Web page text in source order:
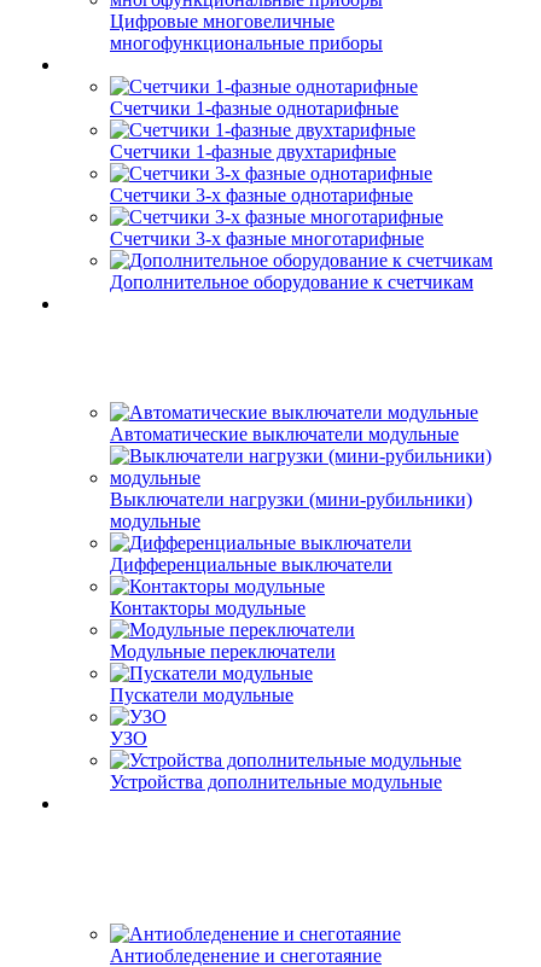
Цифровые многовеличные
многофункциональные приборы
Счетчики 1-фазные однотарифные
Счетчики 1-фазные двухтарифные
Счетчики 3-х фазные однотарифные
Счетчики 3-х фазные многотарифные
Дополнительное оборудование к счетчикам
Автоматические выключатели модульные
Выключатели нагрузки (мини-рубильники)
модульные
Дифференциальные выключатели
Контакторы модульные
Модульные переключатели
Пускатели модульные
УЗО
Устройства дополнительные модульные
Антиобледенение и снеготаяние